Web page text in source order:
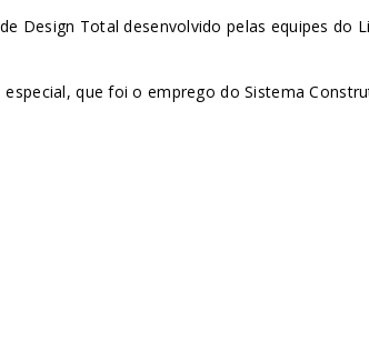
Design Total desenvolvido pelas equipes do
que foi o emprego do Sistema